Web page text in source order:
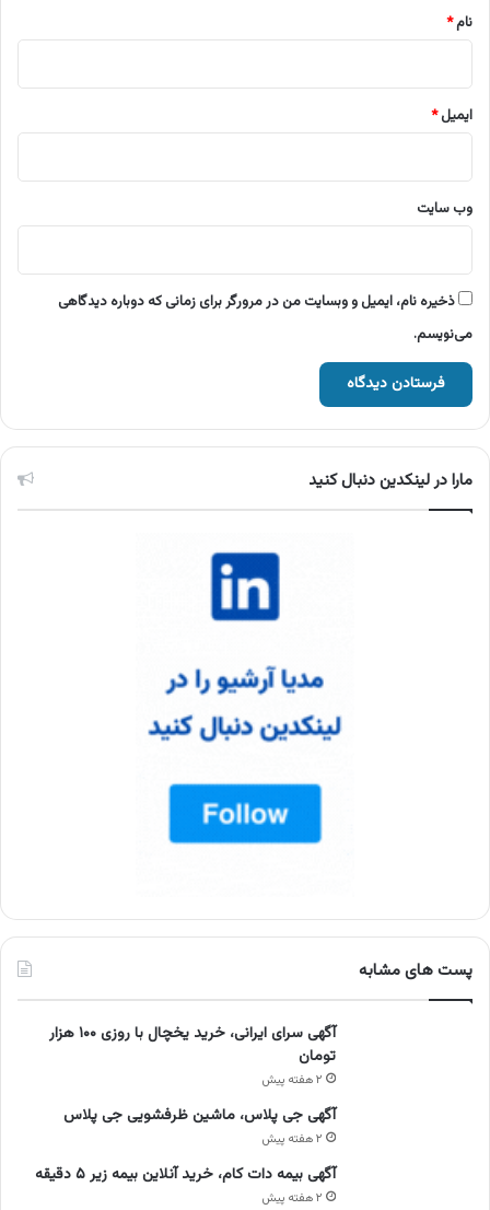
نام*
ایمیل*
وب‌ سایت
ذخیره نام، ایمیل و وبسایت من در مرورگر برای زمانی که دوباره دیدگاهی
می‌نویسم.
مارا در لینکدین دنبال کنید
پست های مشابه
آگهی سرای ایرانی، خرید یخچال با روزی ۱۰۰ هزار
تومان
۲ هفته پیش
آگهی جی پلاس، ماشین ظرفشویی جی پلاس
۲ هفته پیش
آگهی بیمه دات کام، خرید آنلاین بیمه زیر ۵ دقیقه
۲ هفته پیش